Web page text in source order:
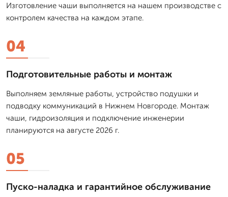
Изготовление чаши выполняется на нашем производстве с
контролем качества на каждом этапе.
04
Подготовительные работы и монтаж
Выполняем земляные работы, устройство подушки и
подводку коммуникаций в Нижнем Новгороде. Монтаж
чаши, гидроизоляция и подключение инженерии
планируются на августе 2026 г.
05
Пуско-наладка и гарантийное обслуживание